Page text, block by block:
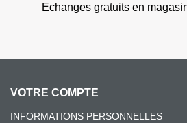
Echanges gratuits en
VOTRE COMPTE
INFORMATIONS PERSONNELLES